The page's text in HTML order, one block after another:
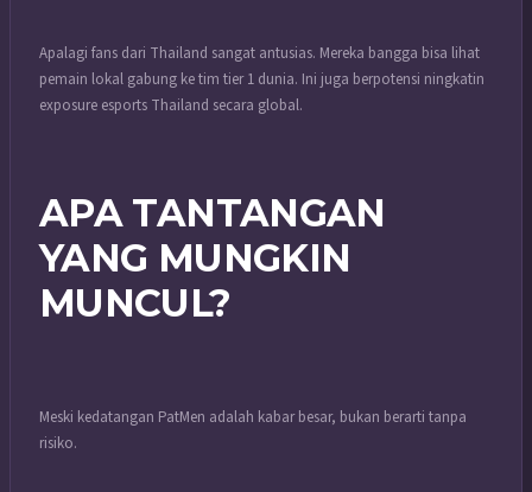
Apalagi fans dari Thailand sangat antusias. Mereka bangga bisa lihat
pemain lokal gabung ke tim tier 1 dunia. Ini juga berpotensi ningkatin
exposure esports Thailand secara global.
APA TANTANGAN
YANG MUNGKIN
MUNCUL?
Meski kedatangan PatMen adalah kabar besar, bukan berarti tanpa
risiko.